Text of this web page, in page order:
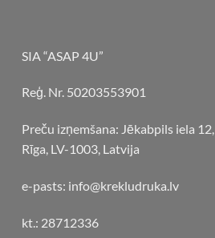
SIA “ASAP 4U”
Reģ. Nr. 50203553901
Preču izņemšana: Jēkabpils iela 12,
Rīga, LV-1003, Latvija
e-pasts: info@krekludruka.lv
kt.: 28712336